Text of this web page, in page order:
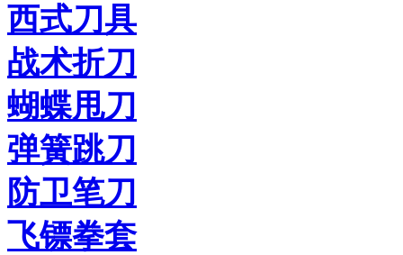
西式刀具
战术折刀
蝴蝶甩刀
弹簧跳刀
防卫笔刀
飞镖拳套